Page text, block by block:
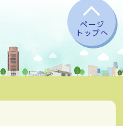
ページ
トップへ